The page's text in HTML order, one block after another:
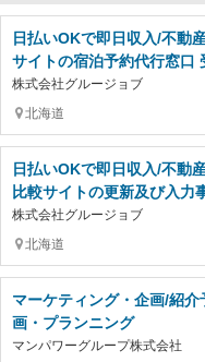
日払いOKで即日収入/不動
サイトの宿泊予約代行窓口
株式会社グルージョブ
北海道
日払いOKで即日収入/不動
比較サイトの更新及び入力
株式会社グルージョブ
北海道
マーケティング・企画/紹
画・プランニング
マンパワーグループ株式会社